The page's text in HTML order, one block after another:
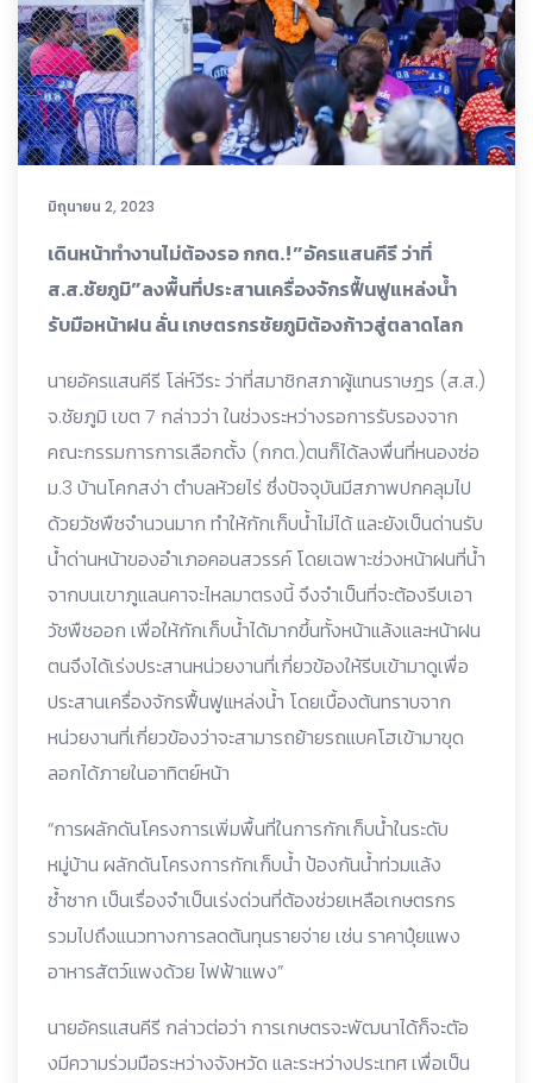
มิถุนายน 2, 2023
เดินหน้าทำงานไม่ต้องรอ กกต.!”อัครแสนคีรี ว่าที่
ส.ส.ชัยภูมิ”ลงพื้นที่ประสานเครื่องจักรฟื้นฟูแหล่งน้ำ
รับมือหน้าฝน ลั่น เกษตรกรชัยภูมิต้องก้าวสู่ตลาดโลก
นายอัครแสนคีรี โล่ห์วีระ ว่าที่สมาชิกสภาผู้แทนราษฎร (ส.ส.)
จ.ชัยภูมิ เขต 7 กล่าวว่า ในช่วงระหว่างรอการรับรองจาก
คณะกรรมการการเลือกตั้ง (กกต.)ตนก็ได้ลงพื่นที่หนองซ่อ
ม.3 บ้านโคกสง่า ตำบลห้วยไร่ ซึ่งปัจจุบันมีสภาพปกคลุมไป
ด้วยวัชพืชจำนวนมาก ทำให้กักเก็บน้ำไม่ได้ และยังเป็นด่านรับ
น้ำด่านหน้าของอำเภอคอนสวรรค์ โดยเฉพาะช่วงหน้าฝนที่น้ำ
จากบนเขาภูแลนคาจะไหลมาตรงนี้ จึงจำเป็นที่จะต้องรีบเอา
วัชพืชออก เพื่อให้กักเก็บน้ำได้มากขึ้นทั้งหน้าแล้งและหน้าฝน
ตนจึงได้เร่งประสานหน่วยงานที่เกี่ยวข้องให้รีบเข้ามาดูเพื่อ
ประสานเครื่องจักรฟื้นฟูแหล่งน้ำ โดยเบื้องต้นทราบจาก
หน่วยงานที่เกี่ยวข้องว่าจะสามารถย้ายรถแบคโฮเข้ามาขุด
ลอกได้ภายในอาทิตย์หน้า
“การผลักดันโครงการเพิ่มพื้นที่ในการกักเก็บน้ำในระดับ
หมู่บ้าน ผลักดันโครงการกักเก็บน้ำ ป้องกันน้ำท่วมแล้ง
ซ้ำซาก เป็นเรื่องจำเป็นเร่งด่วนที่ต้องช่วยเหลือเกษตรกร
รวมไปถึงแนวทางการลดต้นทุนรายจ่าย เช่น ราคาปุ๋ยแพง
อาหารสัตว์แพงด้วย ไฟฟ้าแพง”
นายอัครแสนคีรี กล่าวต่อว่า การเกษตรจะพัฒนาได้ก็จะตัอ
งมีความร่วมมือระหว่างจังหวัด และระหว่างประเทศ เพื่อเป็น